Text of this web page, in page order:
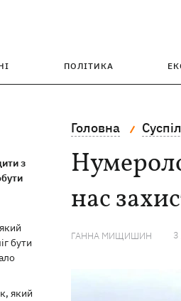
ПОЛІТИКА
з
бути
який
Головна
нас
ГАННА МИЩИШИН